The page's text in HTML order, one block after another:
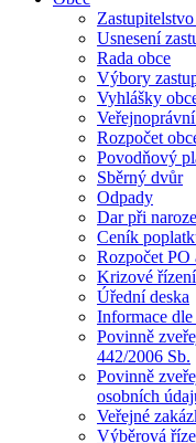
Usnesení
Rada obce
Výbory
Vyhlášky
Rozpočet
Povodňový
Sběrný dvůr
Odpady
Dar při
Ceník
Rozpočet
Krizové řízení
Úřední deska
Informace
Povinně
442/2006 Sb.
Povinně
osobních
Veřejné
Výběrová